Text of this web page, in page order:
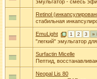
эмульгатор - смесь
Retinol
стабильная
EmuLight 1 2 3 »
"легкий" эмульгатор
Surfactin Micelle
Пептид,
Neopal Lis 80